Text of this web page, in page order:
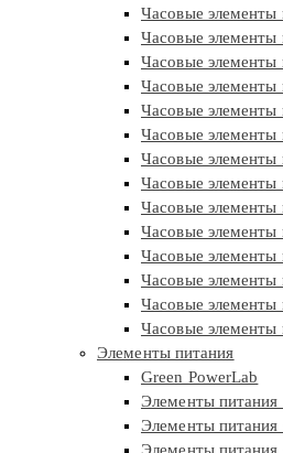
Часовые элементы
Часовые элементы
Часовые
Часовые элементы
Часовые элементы
Часовые элементы
Часовые элементы
Часовые элементы
Часовые элементы
Часовые элементы
Часовые
Часовые элементы
Часовые
Часовые элементы
Элементы питания
Green PowerLab
Элементы питания
Элементы питания